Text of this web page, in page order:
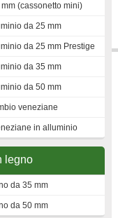
(cassonetto mini)
da 25 mm
da 25 mm Prestige
da 35 mm
da 50 mm
veneziane
in alluminio
legno
da 35 mm
da 50 mm